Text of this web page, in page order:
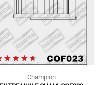
Champion